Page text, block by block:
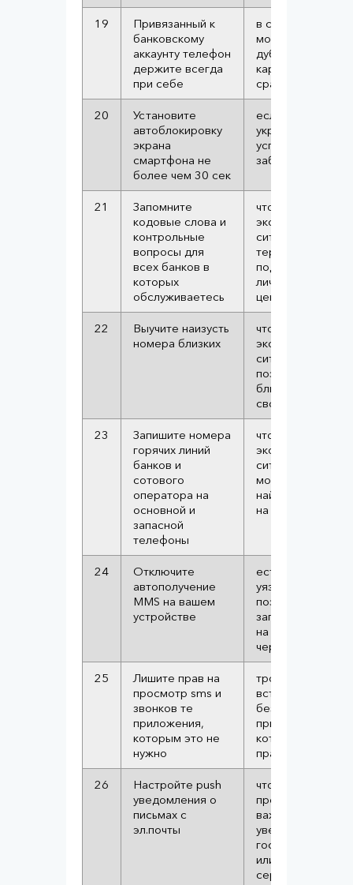
19
Привязанный к
банковскому
аккаунту телефон
держите всегда
при себе
в случае выпуска
мошенником
дубликата сим-
карты, вы об
сразу узнаете
20
Установите
автоблокировку
экрана
смартфона не
более чем 30 сек
если телефон
украдут, он
успеет
заблокироваться
21
Запомните
кодовые слова и
контрольные
вопросы для
всех банков в
которых
обслуживаетесь
чтобы в
экстренных
ситуациях, не
теряя времени,
подтвердить
личность в call
центре
22
Выучите наизусть
номера близких
чтобы в
экстренных
ситуациях
позвонить
близким не со
своего номера
23
Запишите номера
горячих линий
банков и
сотового
оператора на
основной и
запасной
телефоны
чтобы в
экстренных
ситуациях вы
могли быстро
найти и
на горячую
24
Отключите
автополучение
MMS на вашем
устройстве
есть старая
уязвимость
позволяющая
загружать вирусы
на устройство
через MMS
25
Лишите прав на
просмотр sms и
звонков те
приложения,
которым это не
нужно
троян может
встроен в
безобидное
приложение, у
которого есть
права к sms
26
Настройте push
уведомления о
письмах с
эл.почты
чтобы не
пропустить
важное
уведомление с
или банковского
сервиса